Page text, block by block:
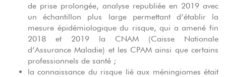
de prise prolongée, analyse republiée en 2019 avec
un échantillon plus large permettant d’établir la
mesure épidémiologique du risque, qui a amené fin
2018 et 2019 la CNAM (Caisse Nationale
d’Assurance Maladie) et les CPAM ainsi que certains
professionnels de santé ;
la connaissance du risque lié aux méningiomes était